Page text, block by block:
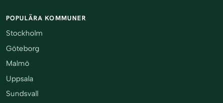
POPULÄRA KOMMUNER
Stockholm
Göteborg
Malmö
Uppsala
Sundsvall